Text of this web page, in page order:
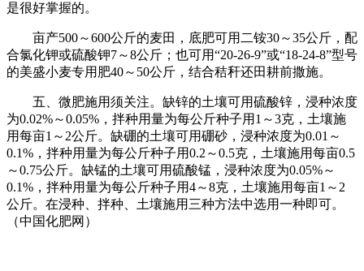
是很好掌握的。
亩产500～600公斤的麦田，底肥可用二铵30～35公斤，配
合氯化钾或硫酸钾7～8公斤；也可用“20-26-9”或“18-24-8”型号
的美盛小麦专用肥40～50公斤，结合秸秆还田耕前撒施。
五、微肥施用须关注。缺锌的土壤可用硫酸锌，浸种浓度
为0.02%～0.05%，拌种用量为每公斤种子用1～3克，土壤施
用每亩1～2公斤。缺硼的土壤可用硼砂，浸种浓度为0.01～
0.1%，拌种用量为每公斤种子用0.2～0.5克，土壤施用每亩0.5
～0.75公斤。缺锰的土壤可用硫酸锰，浸种浓度为0.05%～
0.1%，拌种用量为每公斤种子用4～8克，土壤施用每亩1～2
公斤。在浸种、拌种、土壤施用三种方法中选用一种即可。
（中国化肥网）